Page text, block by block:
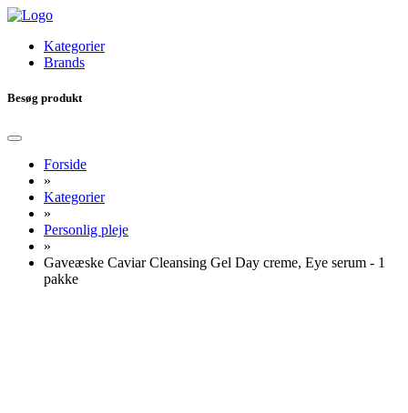
Kategorier
Brands
Besøg produkt
Forside
»
Kategorier
»
Personlig pleje
»
Gaveæske Caviar Cleansing Gel Day creme, Eye serum - 1
pakke